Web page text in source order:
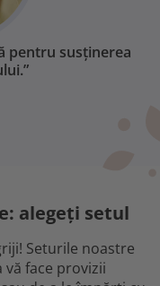
pentru susținerea
alegeți setul
Seturile noastre
vă face provizii